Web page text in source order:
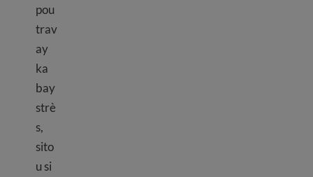
pou
trav
ay
ka
bay
strè
s,
sito
u si